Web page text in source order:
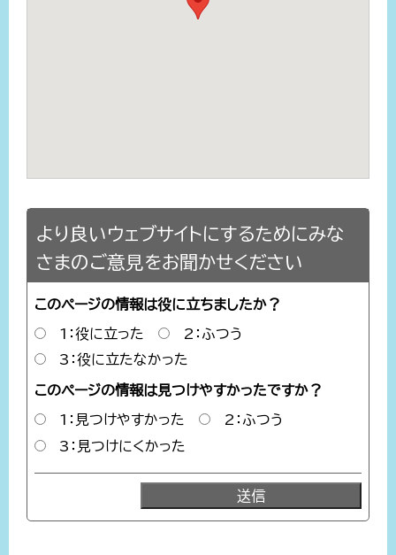
より良いウェブサイトにするためにみな
さまのご意見をお聞かせください
このページの情報は役に立ちましたか？
1：役に立った
2：ふつう
3：役に立たなかった
このページの情報は見つけやすかったですか？
1：見つけやすかった
2：ふつう
3：見つけにくかった